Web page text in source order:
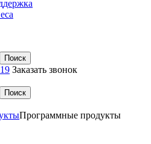
Заказать звонок
Программные продукты